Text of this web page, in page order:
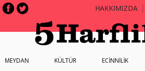
HAKKIMIZDA
MEYDAN KÜLTÜR ECİNNİLİK